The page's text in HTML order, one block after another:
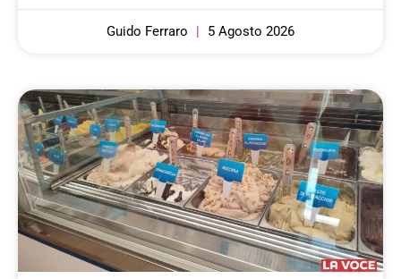
Guido Ferraro 5 Agosto 2026